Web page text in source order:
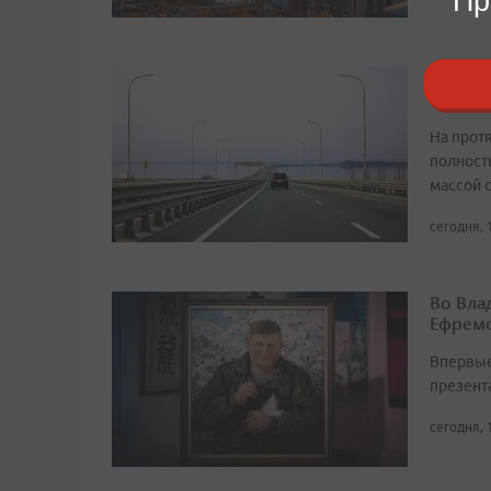
В
На
массой
сегодня,
Во
сегодня,